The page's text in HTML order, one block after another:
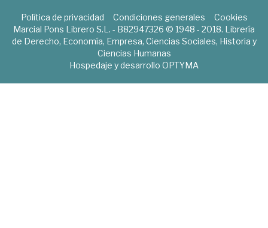
Política de privacidad Condiciones generales
Cookies
Marcial Pons Librero S.L. - B82947326 © 1948 - 2018. Librería
de Derecho, Economía, Empresa, Ciencias Sociales, Historia y
Ciencias Humanas
Hospedaje y desarrollo OPTYMA